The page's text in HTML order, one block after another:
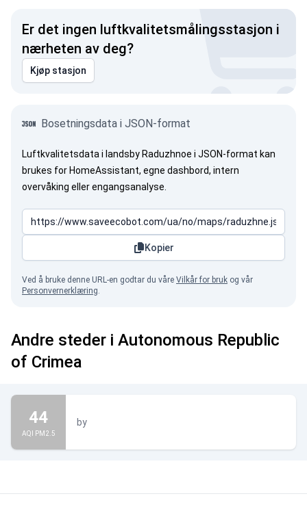
Er det ingen luftkvalitetsmålingsstasjon i
nærheten av deg?
Kjøp stasjon
Bosetningsdata i JSON-format
Luftkvalitetsdata i landsby Raduzhnoe i JSON-format kan
brukes for HomeAssistant, egne dashbord, intern
overvåking eller engangsanalyse.
Kopier
Ved å bruke denne URL-en godtar du våre Vilkår for bruk og vår
Personvernerklæring.
Andre steder i Autonomous Republic
of Crimea
44
AQI PM2.5
by